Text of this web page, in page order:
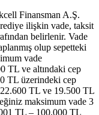
Finansman A.Ş.
ilişkin vade, taksit
belirlenir. Vade
olup sepetteki
vade
TL ve altındaki cep
TL üzerindeki cep
22.600 TL ve 19.500 TL
maksimum vade 3
TL – 100.000 TL